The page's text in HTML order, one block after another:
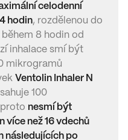
celodenní
hodin, rozdělenou do
8 hodin od
inhalace smí být
mikrogramů
Ventolin Inhaler N
100
nesmí být
více než 16 vdechů
následujících po